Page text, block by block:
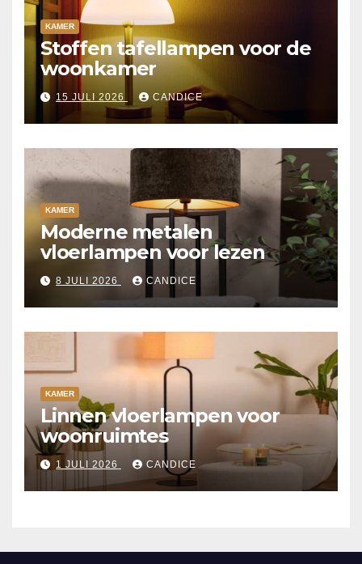
KAMER
Stoffen tafellampen voor de
woonkamer
15 JULI 2026 CANDICE
KAMER
Moderne metalen
vloerlampen voor lezen
8 JULI 2026 CANDICE
KAMER
Linnen vloerlampen voor
woonruimtes
1 JULI 2026 CANDICE